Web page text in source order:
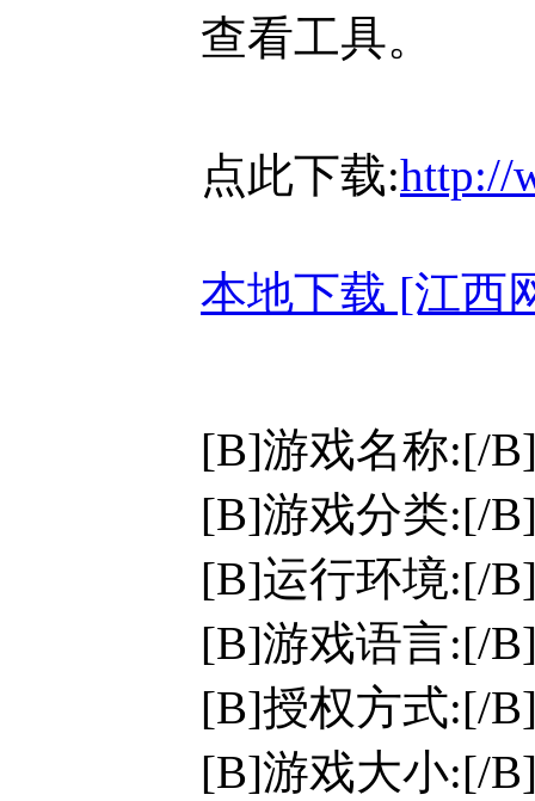
查看工具。
点此下载:http://
本地下载 [江西
[B]游戏名称:[/
[B]游戏分类:[/
[B]运行环境:[/
[B]游戏语言:[/
[B]授权方式:[/
[B]游戏大小:[/